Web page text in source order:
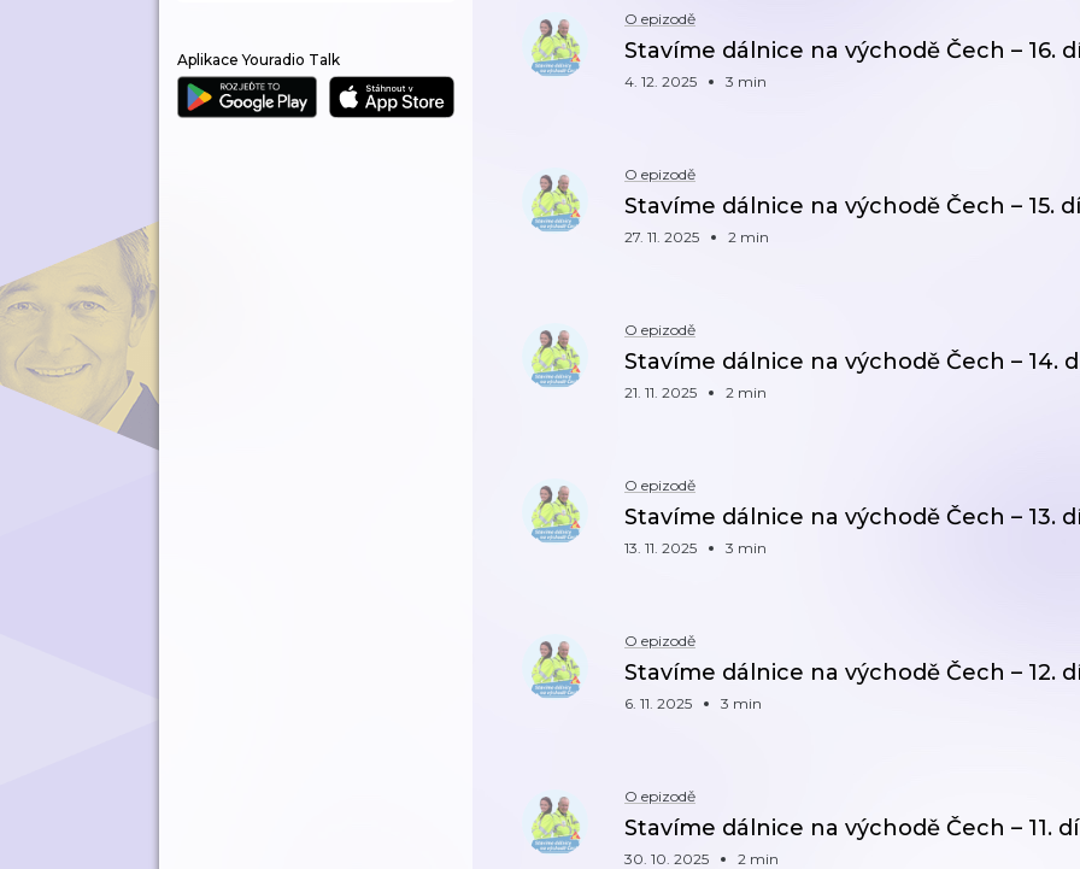
Aplikace Youradio Talk
O epizodě
Stavíme dálnice na východě Čech – 16.
4. 12. 2025 3 min
O epizodě
Stavíme dálnice na východě Čech – 15.
27. 11. 2025 2 min
O epizodě
Stavíme dálnice na východě Čech – 14.
21. 11. 2025 2 min
O epizodě
Stavíme dálnice na východě Čech – 13.
13. 11. 2025 3 min
O epizodě
Stavíme dálnice na východě Čech – 12.
6. 11. 2025 3 min
O epizodě
Stavíme dálnice na východě Čech – 11.
30. 10. 2025 2 min